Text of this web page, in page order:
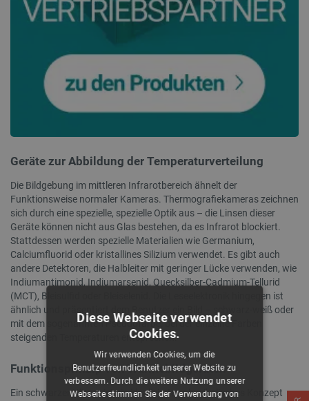
Geräte zur Abbildung der Temperaturverteilung
Die Bildgebung im mittleren Infrarotbereich ähnelt der
Funktionsweise normaler Kameras. Thermografiekameras zeichnen
sich durch eine spezielle, spezielle Optik aus – die Linsen dieser
Geräte können nicht aus Glas bestehen, da es Infrarot blockiert.
Stattdessen werden spezielle Materialien wie Germanium,
Calciumfluorid oder kristallines Silizium verwendet. Es gibt auch
andere Detektoren, die Halbleiter mit geringer Lücke verwenden, wie
Indiumantimonid, Indiumarsenid, Quecksilber-Cadmium-Tellurid
(MCT), Bleisulfid oder Bleiselenid. Die Leseelektronik hingegen ist
ähnlich und präsentiert dem Benutzer ein Bild – schwarz-weiß oder
mit dem sogenannten Pseudofarbe, bei der einzelne Farben
steigenden Temperaturen entsprechen.
Funktionsprinzip von Wärmebildgeräten
Ein schwarzer Körper ist ein idealisiertes physikalisches Konzept
Diese Webseite verwendet
Cookies.
Wir verwenden Cookies, um die
Benutzerfreundlichkeit unserer Website zu
verbessern. Durch die weitere Nutzung unserer
Webseite stimmen Sie der Verwendung von